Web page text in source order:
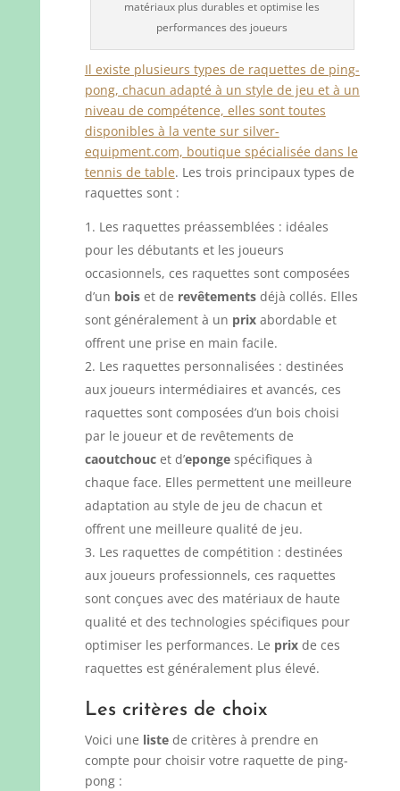
matériaux plus durables et optimise les
performances des joueurs
Il existe plusieurs types de raquettes de ping-
pong, chacun adapté à un style de jeu et à un
niveau de compétence, elles sont toutes
disponibles à la vente sur silver-
equipment.com, boutique spécialisée dans le
tennis de table. Les trois principaux types de
raquettes sont :
Les raquettes préassemblées : idéales
pour les débutants et les joueurs
occasionnels, ces raquettes sont composées
d’un boiset de revêtementsdéjà collés. Elles
sont généralement à un prixabordable et
offrent une prise en main facile.
Les raquettes personnalisées : destinées
aux joueurs intermédiaires et avancés, ces
raquettes sont composées d’un bois choisi
par le joueur et de revêtements de
caoutchoucet d’epongespécifiques à
chaque face. Elles permettent une meilleure
adaptation au style de jeu de chacun et
offrent une meilleure qualité de jeu.
Les raquettes de compétition : destinées
aux joueurs professionnels, ces raquettes
sont conçues avec des matériaux de haute
qualité et des technologies spécifiques pour
optimiser les performances. Le prixde ces
raquettes est généralement plus élevé.
Les critères de choix
Voici une listede critères à prendre en
compte pour choisir votre raquette de ping-
pong :